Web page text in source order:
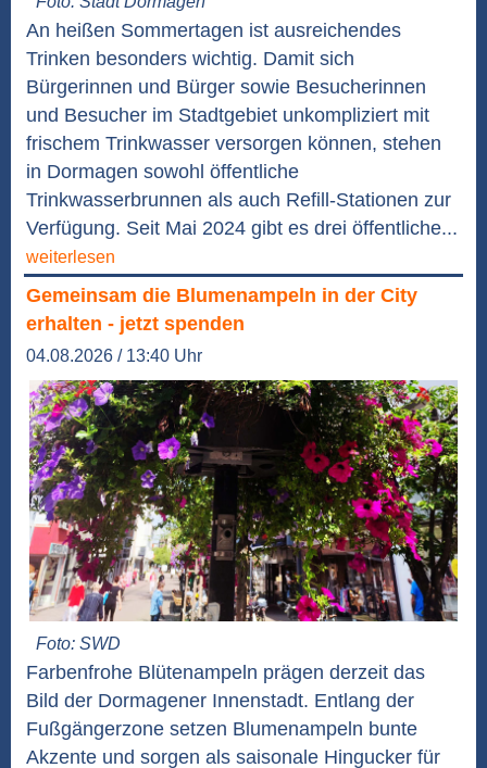
An heißen Sommertagen ist ausreichendes
Trinken besonders wichtig. Damit sich
Bürgerinnen und Bürger sowie Besucherinnen
und Besucher im Stadtgebiet unkompliziert mit
frischem Trinkwasser versorgen können, stehen
in Dormagen sowohl öffentliche
Trinkwasserbrunnen als auch Refill-Stationen zur
Verfügung. Seit Mai 2024 gibt es drei öffentliche...
weiterlesen
Gemeinsam die Blumenampeln in der City
erhalten - jetzt spenden
04.08.2026 / 13:40 Uhr
Foto: SWD
Farbenfrohe Blütenampeln prägen derzeit das
Bild der Dormagener Innenstadt. Entlang der
Fußgängerzone setzen Blumenampeln bunte
Akzente und sorgen als saisonale Hingucker für